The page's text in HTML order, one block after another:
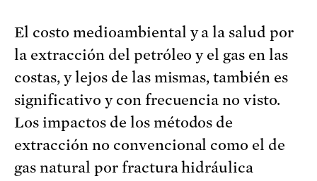
El costo medioambiental y a la salud por
la extracción del petróleo y el gas en las
costas, y lejos de las mismas, también es
significativo y con frecuencia no visto.
Los impactos de los métodos de
extracción no convencional como el de
gas natural por fractura hidráulica